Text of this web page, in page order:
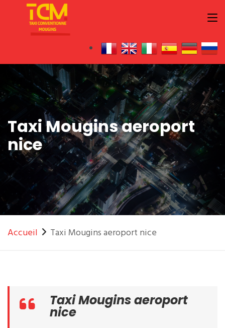
Taxi Mougins aeroport
nice
Accueil Taxi Mougins aeroport nice
Taxi Mougins aeroport
nice